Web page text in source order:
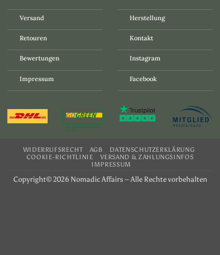
Versand
Retouren
Bewertungen
Impressum
Herstellung
Kontakt
Instagram
Facebook
WIDERRUFSRECHT AGB
DATENSCHUTZERKLÄRUNG
COOKIE-RICHTLINIE
VERSAND & ZAHLUNGSINFOS
IMPRESSUM
Copyright© 2026 Nomadic Affairs – Alle Rechte vorbehalten